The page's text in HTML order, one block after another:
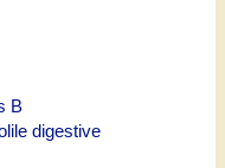
B
digestive